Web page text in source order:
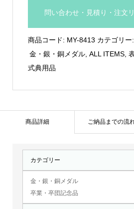
ー
ル
個
問い合わせ・見積り・注文
商品コード: MY-8413 カテゴリー:
金・銀・銅メダル, ALL ITEMS,
式典用品
商品詳細 ご納品までの流
カテゴリー
金・銀・銅メダル
卒業・卒団記念品